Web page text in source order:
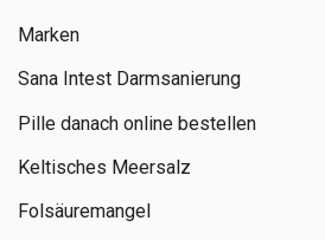
Marken
Sana Intest Darmsanierung
Pille danach online bestellen
Keltisches Meersalz
Folsäuremangel